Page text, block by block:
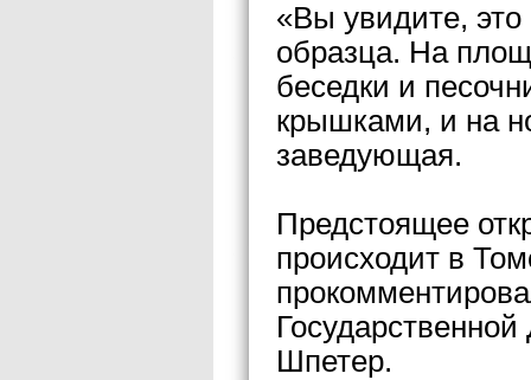
«Вы увидите,
образца. На
беседки и
крышками, и на
заведующая.
Предстоящее
происходит в
Шпетер.